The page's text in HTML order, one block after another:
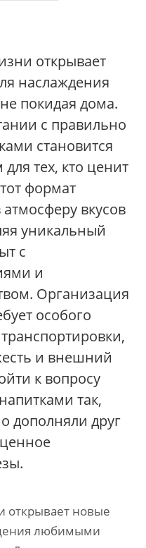
открывает
наслаждения
покидая дома.
с правильно
становится
тех, кто ценит
формат
атмосферу вкусов
уникальный
с
и
Организация
особого
и внешний
к вопросу
так,
дополняли друг
новые
любимыми